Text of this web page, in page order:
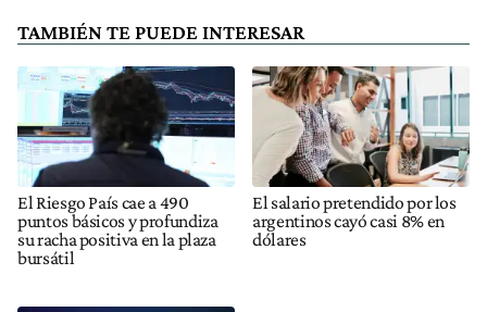
TAMBIÉN TE PUEDE INTERESAR
El Riesgo País cae a 490
puntos básicos y profundiza
su racha positiva en la plaza
bursátil
El salario pretendido por los
argentinos cayó casi 8% en
dólares